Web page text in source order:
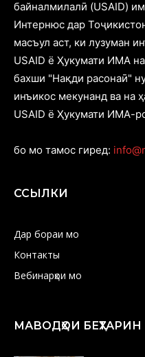
байналмилалӣ (USAID)
Интернюс дар
масъул аст, ки лузуман
USAID ё Ҳукумати ИМА
бахши "Нақди расонаӣ"
инъикос мекунанд ва на
USAID ё Ҳукумати ИМА-
бо мо тамос гиред:
ССЫЛКИ
Дар бораи мо
Контакты
Вебинарҳои мо
МАВОДҲОИ БЕҲТАРИН